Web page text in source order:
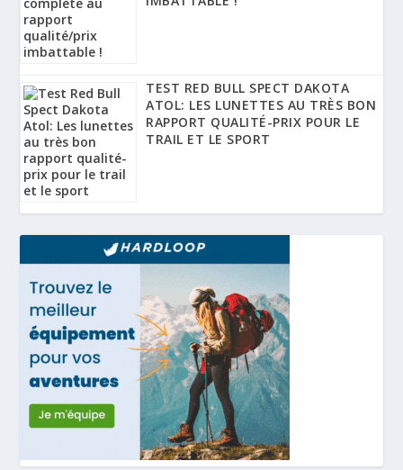
TEST RED BULL SPECT DAKOTA
ATOL: LES LUNETTES AU TRÈS BON
RAPPORT QUALITÉ-PRIX POUR LE
TRAIL ET LE SPORT